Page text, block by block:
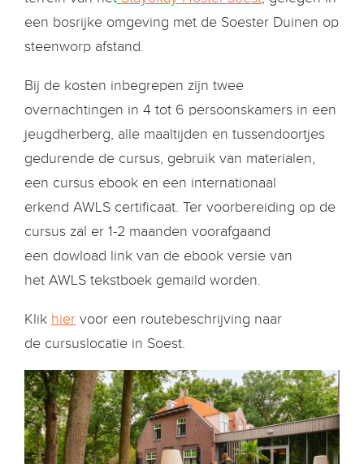
een bosrijke omgeving met de Soester Duinen op
steenworp afstand.
Bij de kosten inbegrepen zijn twee
overnachtingen in 4 tot 6 persoonskamers in een
jeugdherberg, alle maaltijden en tussendoortjes
gedurende de cursus, gebruik van materialen,
een cursus ebook en een internationaal
erkend AWLS certificaat. Ter voorbereiding op de
cursus zal er 1-2 maanden voorafgaand
een dowload link van de ebook versie van
het AWLS tekstboek gemaild worden.
Klik hier voor een routebeschrijving naar
de cursuslocatie in Soest.